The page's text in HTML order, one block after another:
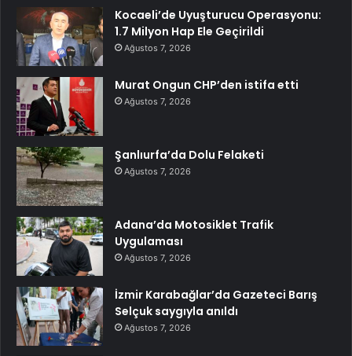
Kocaeli’de Uyuşturucu Operasyonu:
1.7 Milyon Hap Ele Geçirildi
Ağustos 7, 2026
Murat Ongun CHP’den istifa etti
Ağustos 7, 2026
Şanlıurfa’da Dolu Felaketi
Ağustos 7, 2026
Adana’da Motosiklet Trafik
Uygulaması
Ağustos 7, 2026
İzmir Karabağlar’da Gazeteci Barış
Selçuk saygıyla anıldı
Ağustos 7, 2026